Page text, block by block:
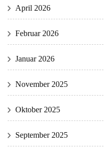
April 2026
Februar 2026
Januar 2026
November 2025
Oktober 2025
September 2025